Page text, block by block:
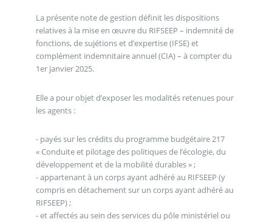
La présente note de gestion définit les dispositions
relatives à la mise en œuvre du RIFSEEP – indemnité de
fonctions, de sujétions et d’expertise (IFSE) et
complément indemnitaire annuel (CIA) – à compter du
1er janvier 2025.
Elle a pour objet d’exposer les modalités retenues pour
les agents :
- payés sur les crédits du programme budgétaire 217
« Conduite et pilotage des politiques de l’écologie, du
développement et de la mobilité durables » ;
- appartenant à un corps ayant adhéré au RIFSEEP (y
compris en détachement sur un corps ayant adhéré au
RIFSEEP) ;
- et affectés au sein des services du pôle ministériel ou